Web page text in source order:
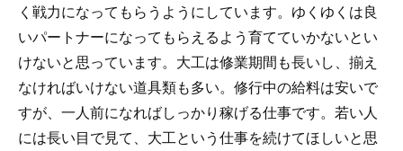
く戦力になってもらうようにしています。ゆくゆくは良
いパートナーになってもらえるよう育てていかないとい
けないと思っています。大工は修業期間も長いし、揃え
なければいけない道具類も多い。修行中の給料は安いで
すが、一人前になればしっかり稼げる仕事です。若い人
には長い目で見て、大工という仕事を続けてほしいと思